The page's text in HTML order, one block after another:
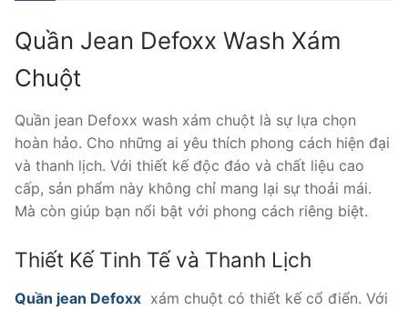
Quần Jean Defoxx Wash Xám
Chuột
Quần jean Defoxx wash xám chuột là sự lựa chọn
hoàn hảo. Cho những ai yêu thích phong cách hiện đại
và thanh lịch. Với thiết kế độc đáo và chất liệu cao
cấp, sản phẩm này không chỉ mang lại sự thoải mái.
Mà còn giúp bạn nổi bật với phong cách riêng biệt.
Thiết Kế Tinh Tế và Thanh Lịch
Quần jean Defoxx xám chuột có thiết kế cổ điển. Với